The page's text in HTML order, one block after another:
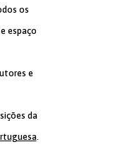
os
espaço
e
da
.